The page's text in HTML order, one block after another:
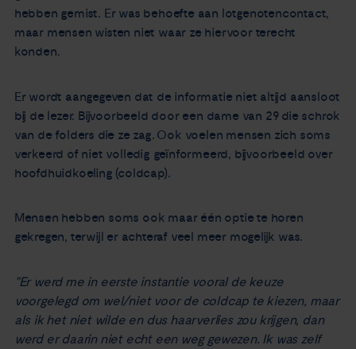
hebben gemist. Er was behoefte aan lotgenotencontact,
maar mensen wisten niet waar ze hiervoor terecht
konden.
Er wordt aangegeven dat de informatie niet altijd aansloot
bij de lezer. Bijvoorbeeld door een dame van 29 die schrok
van de folders die ze zag. Ook voelen mensen zich soms
verkeerd of niet volledig geïnformeerd, bijvoorbeeld over
hoofdhuidkoeling (coldcap).
Mensen hebben soms ook maar één optie te horen
gekregen, terwijl er achteraf veel meer mogelijk was.
"Er werd me in eerste instantie vooral de keuze
voorgelegd om wel/niet voor de coldcap te kiezen, maar
als ik het niet wilde en dus haarverlies zou krijgen, dan
werd er daarin niet echt een weg gewezen. Ik was zelf